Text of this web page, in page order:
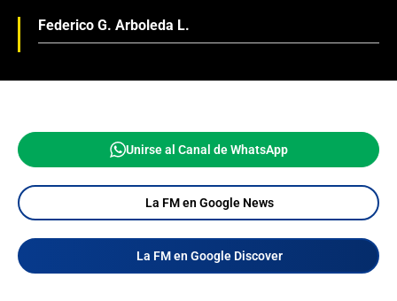
Federico G. Arboleda L.
Unirse al Canal de WhatsApp
La FM en Google News
La FM en Google Discover